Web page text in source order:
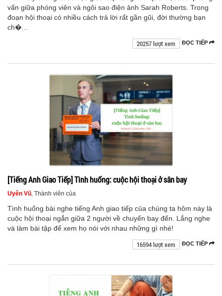
vấn giữa phóng viên và ngôi sao điện ảnh Sarah Roberts. Trong
đoạn hội thoại có nhiều cách trả lời rất gần gũi, đời thường bạn
ch�...
ĐỌC TIẾP
20257 lượt xem
[Tiếng Anh Giao Tiếp] Tình huống: cuộc hội thoại ở sân bay
Uyên Vũ , Thành viên của
Tình huống bài nghe tiếng Anh giao tiếp của chúng ta hôm này là
cuộc hội thoại ngắn giữa 2 người về chuyến bay đến. Lắng nghe
và làm bài tập để xem họ nói với nhau những gì nhé!
ĐỌC TIẾP
16594 lượt xem